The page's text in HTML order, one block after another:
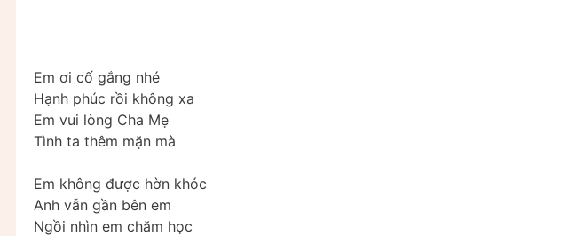
Em ơi cố gắng nhé
Hạnh phúc rồi không xa
Em vui lòng Cha Mẹ
Tình ta thêm mặn mà
Em không được hờn khóc
Anh vẫn gần bên em
Ngồi nhìn em chăm học